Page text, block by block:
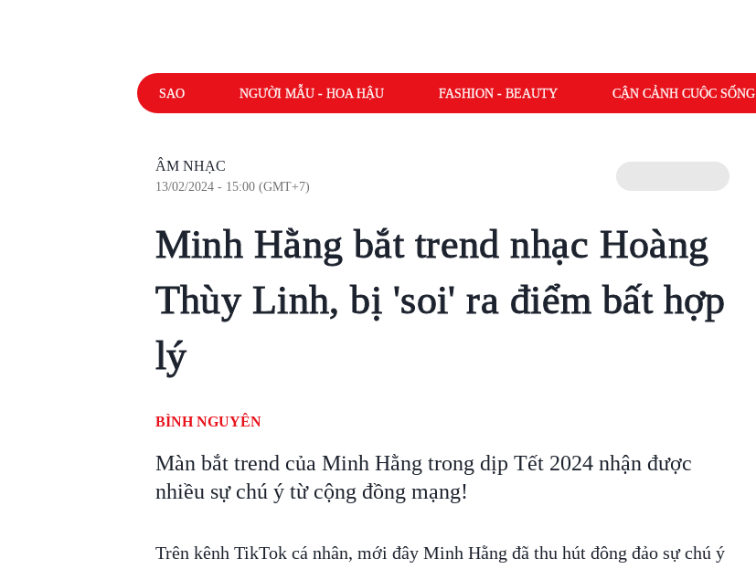
SAO NGƯỜI MẪU - HOA HẬU FASHION - BEAUTY CẬN CẢNH CUỘC SỐNG
ÂM NHẠC
13/02/2024 - 15:00 (GMT+7)
Minh Hằng bắt trend nhạc Hoàng
Thùy Linh, bị 'soi' ra điểm bất hợp
lý
BÌNH NGUYÊN
Màn bắt trend của Minh Hằng trong dịp Tết 2024 nhận được
nhiều sự chú ý từ cộng đồng mạng!
Trên kênh TikTok cá nhân, mới đây Minh Hằng đã thu hút đông đảo sự chú ý